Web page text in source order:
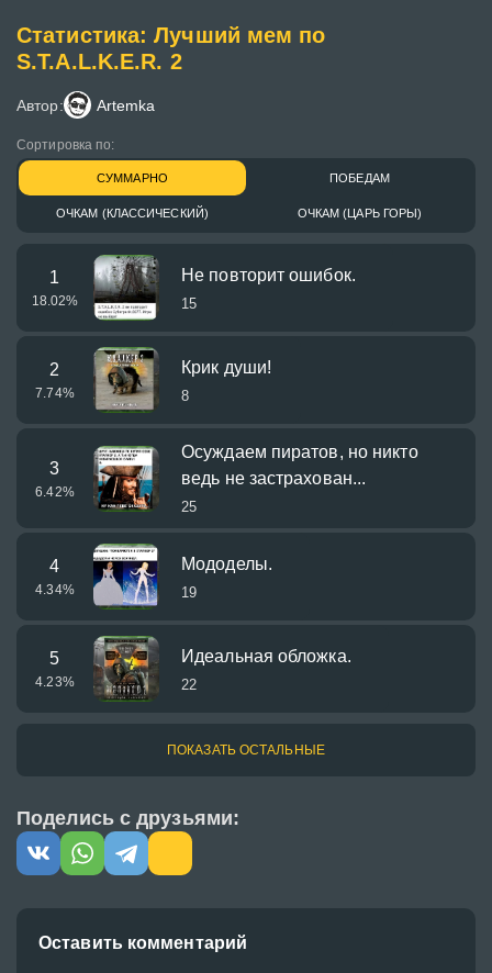
Статистика: Лучший мем по
S.T.A.L.K.E.R. 2
Автор: Artemka
Сортировка по:
СУММАРНО ПОБЕДАМ
ОЧКАМ (КЛАССИЧЕСКИЙ) ОЧКАМ (ЦАРЬ ГОРЫ)
1
18.02%
Не повторит ошибок.
15
2
7.74%
Крик души!
8
3
6.42%
Осуждаем пиратов, но никто
ведь не застрахован...
25
4
4.34%
Мододелы.
19
5
4.23%
Идеальная обложка.
22
ПОКАЗАТЬ ОСТАЛЬНЫЕ
Поделись с друзьями:
Оставить комментарий